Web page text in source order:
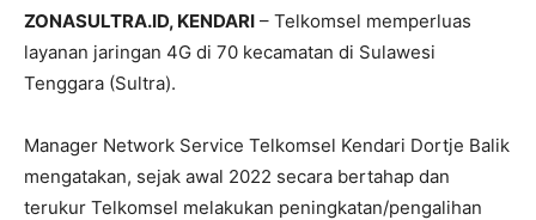
ZONASULTRA.ID, KENDARI – Telkomsel memperluas
layanan jaringan 4G di 70 kecamatan di Sulawesi
Tenggara (Sultra).
Manager Network Service Telkomsel Kendari Dortje Balik
mengatakan, sejak awal 2022 secara bertahap dan
terukur Telkomsel melakukan peningkatan/pengalihan